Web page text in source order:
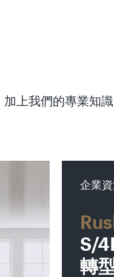
上我們的專業知
企業
S/
轉